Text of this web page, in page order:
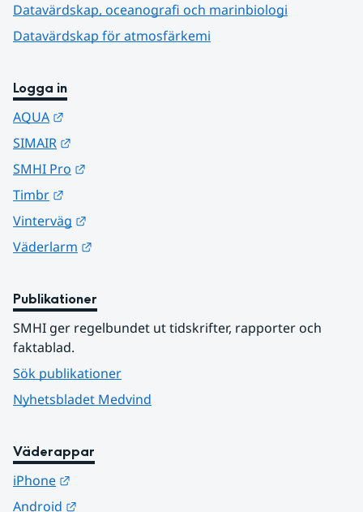
Datavärdskap, oceanografi och marinbiologi
Datavärdskap för atmosfärkemi
Logga in
AQUA
SIMAIR
SMHI Pro
Timbr
Vinterväg
Väderlarm
Publikationer
SMHI ger regelbundet ut tidskrifter, rapporter och
faktablad.
Sök publikationer
Nyhetsbladet Medvind
Väderappar
iPhone
Android